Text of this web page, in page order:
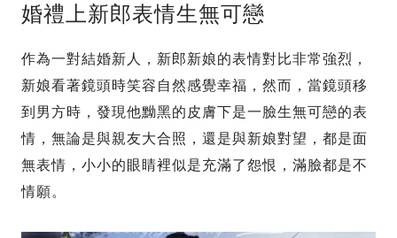
婚禮上新郎表情生無可戀
作為一對結婚新人，新郎新娘的表情對比非常強烈，
新娘看著鏡頭時笑容自然感覺幸福，然而，當鏡頭移
到男方時，發現他黝黑的皮膚下是一臉生無可戀的表
情，無論是與親友大合照，還是與新娘對望，都是面
無表情，小小的眼睛裡似是充滿了怨恨，滿臉都是不
情願。